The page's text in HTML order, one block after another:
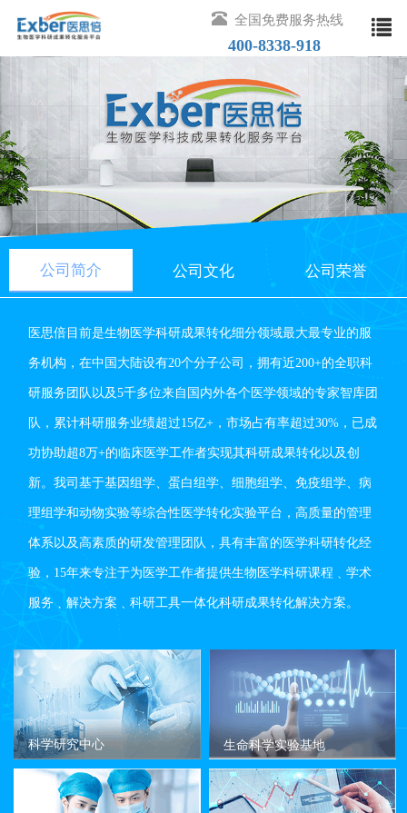
全国免费服务热线
400-8338-918
公司简介 公司文化 公司荣誉
医思倍目前是生物医学科研成果转化细分领域最大最专业的服
务机构，在中国大陆设有20个分子公司，拥有近200+的全职科
研服务团队以及5千多位来自国内外各个医学领域的专家智库团
队，累计科研服务业绩超过15亿+，市场占有率超过30%，已成
功协助超8万+的临床医学工作者实现其科研成果转化以及创
新。我司基于基因组学、蛋白组学、细胞组学、免疫组学、病
理组学和动物实验等综合性医学转化实验平台，高质量的管理
体系以及高素质的研发管理团队，具有丰富的医学科研转化经
验，15年来专注于为医学工作者提供生物医学科研课程﹑学术
服务﹑解决方案﹑科研工具一体化科研成果转化解决方案。
科学研究中心 生命科学实验基地
热门搜索